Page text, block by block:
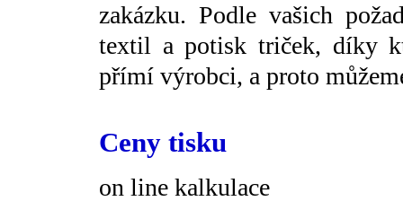
zakázku. Podle vašich
textil a potisk triček, díky
přímí výrobci, a proto
Ceny tisku
on line kalkulace